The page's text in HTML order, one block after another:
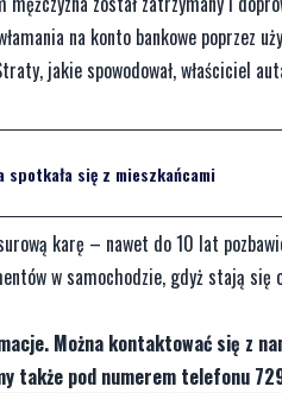
na konto bankowe poprzez
jakie spowodował, właściciel
się z mieszkańcami
karę – nawet do 10 lat
w samochodzie, gdyż stają się
Można kontaktować się z
także pod numerem telefonu